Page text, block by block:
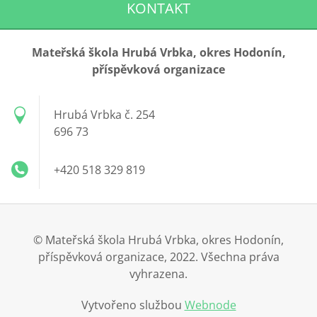
KONTAKT
Mateřská škola Hrubá Vrbka, okres Hodonín,
příspěvková organizace
Hrubá Vrbka č. 254
696 73
+420 518 329 819
© Mateřská škola Hrubá Vrbka, okres Hodonín,
příspěvková organizace, 2022. Všechna práva
vyhrazena.
Vytvořeno službou Webnode